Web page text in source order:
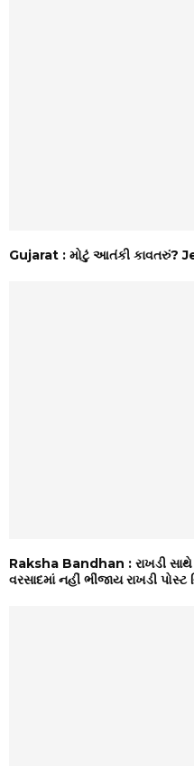
Gujarat : મોટું આતંકી કાવતરું?
Raksha Bandhan : રાખડી
વરસાદમાં નહીં ભીંજાય રાખડી પોસ્ટ